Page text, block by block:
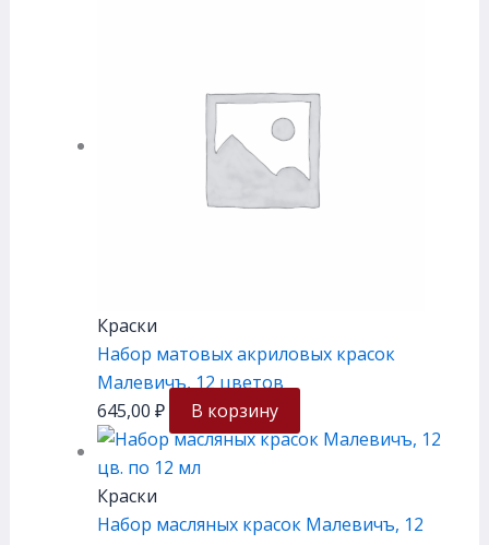
Краски
Набор матовых акриловых красок
Малевичъ, 12 цветов
645,00 ₽ В корзину
Краски
Набор масляных красок Малевичъ, 12